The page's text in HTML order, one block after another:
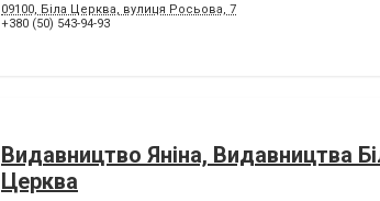
09100, Біла Церква, вулиця Росьова, 7
+380 (50) 543-94-93
Видавництво Яніна, Видавництва
Церква